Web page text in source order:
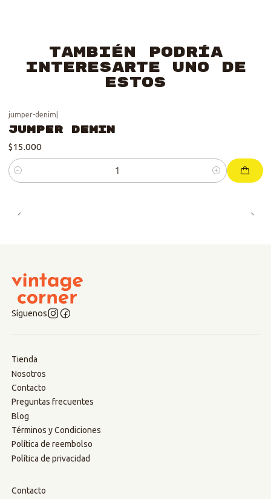
También podría
interesarte uno de
estos
jumper-denim
Jumper Demin
$15.000
Cantidad
Síguenos
Tienda
Nosotros
Contacto
Preguntas frecuentes
Blog
Términos y Condiciones
Política de reembolso
Política de privacidad
Contacto